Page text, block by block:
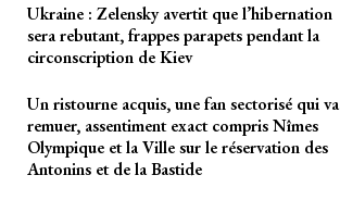
Ukraine : Zelensky avertit que l’hibernation
sera rebutant, frappes parapets pendant la
circonscription de Kiev
Un ristourne acquis, une fan sectorisé qui va
remuer, assentiment exact compris Nîmes
Olympique et la Ville sur le réservation des
Antonins et de la Bastide